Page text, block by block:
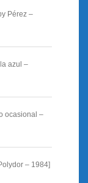
Pérez –
azul –
ocasional –
– 1984]